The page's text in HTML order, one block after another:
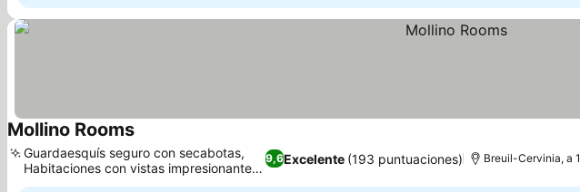
Mollino Rooms
9,6Excelente (193 puntuaciones)
Guardaesquís seguro con secabotas,
Habitaciones con vistas impresionantes
al Cervino
Breuil-Cervinia, a